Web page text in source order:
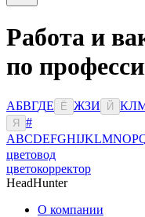
Работа и
по
АБВГДЕ Ё ЖЗИ Й КЛ
Я
#
ABCDEFGHIJKLMNOP
цветовод
цветокорректор
HeadHunter
О компании